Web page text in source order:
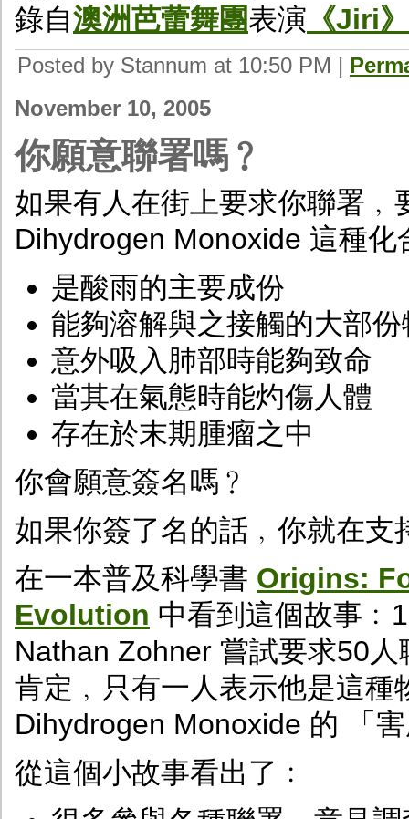
錄自澳洲芭蕾舞團表演 《Jiri》
Posted by Stannum at 10:50 PM |
November 10, 2005
你願意聯署嗎﹖
如果有人在街上要求你聯署
Dihydrogen Monoxide 這種化
是酸雨的主要成份
能夠溶解與之接觸的大部份
意外吸入肺部時能夠致命
當其在氣態時能灼傷人體
存在於末期腫瘤之中
你會願意簽名嗎﹖
如果你簽了名的話﹐你就在
在一本普及科學書 Origins:
Evolution 中看到這個故事
Nathan Zohner 嘗試要求50
肯定﹐只有一人表示他是這
Dihydrogen Monoxide 的 「
從這個小故事看出了﹕